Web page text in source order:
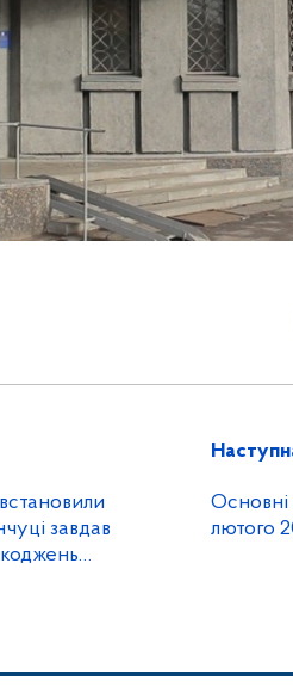
завдав
Основні
лютого